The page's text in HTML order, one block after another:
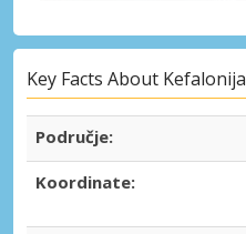
Key Facts About Kefalonija
Područje:
Koordinate: